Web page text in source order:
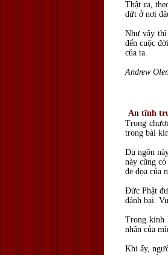
Thật ra,
dứt ở nơi
Như vậy thì
đến cuộc
của ta.
Andrew
An tĩnh
Trong
trong bài
Dụ ngôn
này cũng
đe dọa của
Đức Phật
đánh bại.
Trong kinh
nhân của
Khi ấy,